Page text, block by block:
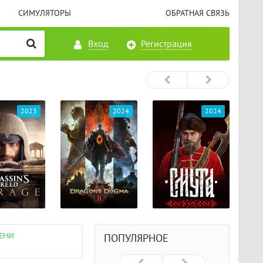
СИМУЛЯТОРЫ ОБРАТНАЯ СВЯЗЬ
Вход Регистрация
2023 2024 2024
ПОПУЛЯРНОЕ